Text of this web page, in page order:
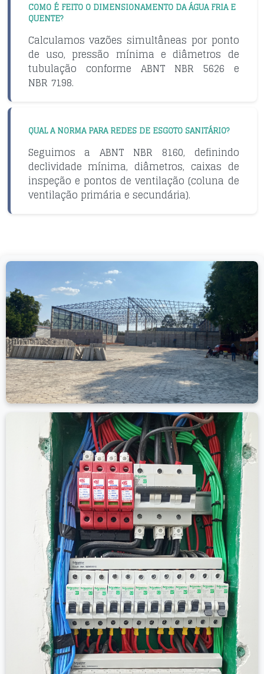
COMO É FEITO O DIMENSIONAMENTO DA ÁGUA FRIA E
QUENTE?
Calculamos vazões simultâneas por ponto
de uso, pressão mínima e diâmetros de
tubulação conforme ABNT NBR 5626 e
NBR 7198.
QUAL A NORMA PARA REDES DE ESGOTO SANITÁRIO?
Seguimos a ABNT NBR 8160, definindo
declividade mínima, diâmetros, caixas de
inspeção e pontos de ventilação (coluna de
ventilação primária e secundária).